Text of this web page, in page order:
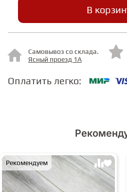
СТУПЕНИ
ФАНЕРА
МИНЕРАЛЬНО-
В
Самовывоз со склада.
Ясный проезд 1А
Оплатить легко:
Рекомендуем